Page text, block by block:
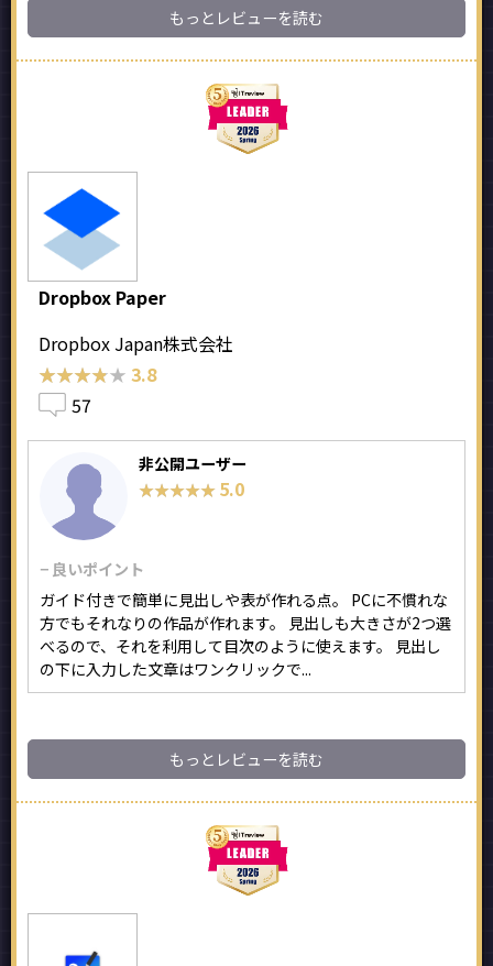
もっとレビューを読む
Dropbox Paper
Dropbox Japan株式会社
★★★★★
★★★★★ 3.8
57
非公開ユーザー
★★★★★
★★★★★ 5.0
− 良いポイント
ガイド付きで簡単に見出しや表が作れる点。 PCに不慣れな
方でもそれなりの作品が作れます。 見出しも大きさが2つ選
べるので、それを利用して目次のように使えます。 見出し
の下に入力した文章はワンクリックで...
もっとレビューを読む